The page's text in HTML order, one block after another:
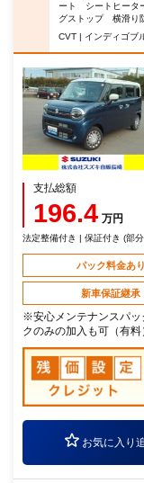
ート シートヒータ
グストップ 横滑り
CVT | インディゴブ
支払総額
196.4 万円
法定整備付き | 保証付き (部
パック料金あり
新車保証継承
※安心メンテナンスパッ
クのみの加入も可（有料
お気に入り